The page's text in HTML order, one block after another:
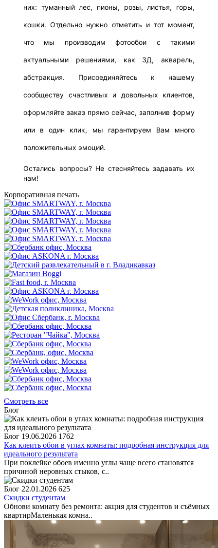
них: туманный лес, пионы, розы, листья, горы,
кошки. Отдельно нужно отметить и тот момент,
что мы производим фотообои с такими
актуальными решениями, как 3Д, акварель,
абстракция. Присоединяйтесь к нашему
сообществу счастливых и довольных клиентов,
оформляйте заказ прямо сейчас, заполнив форму
или в один клик, мы гарантируем Вам много
положительных эмоций.
Остались вопросы? Не стесняйтесь задавать их
нам!
Корпоративная печать
Смотреть все
Блог
Блог 19.06.2026 1762
Как клеить обои в углах комнаты: подробная инструкция для
идеального результата
При поклейке обоев именно углы чаще всего становятся
причиной неровных стыков, с..
Блог 22.01.2026 625
Скидки студентам
Обнови комнату без ремонта: акция для студентов и съёмных
квартирМаленькая комна..